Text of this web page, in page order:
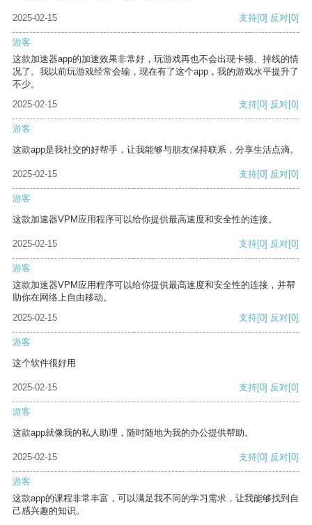
2025-02-15 支持[0] 反对[0]
游客
这款加速器app的加速效果非常好，玩游戏再也不会出现卡顿、掉线的情
况了。我以前玩游戏经常会输，现在有了这个app，我的游戏水平提升了
不少。
2025-02-15
支持[0] 反对[0]
游客
这款app是我社交的好帮手，让我能够与朋友保持联系，分享生活点滴。
2025-02-15 支持[0] 反对[0]
游客
这款加速器VPM应用程序可以给你提供最高速度和安全性的连接。
2025-02-15 支持[0] 反对[0]
游客
这款加速器VPM应用程序可以给你提供最高速度和安全性的连接，并帮
助你在网络上自由移动。
2025-02-15
支持[0] 反对[0]
游客
这个软件很好用
2025-02-15 支持[0] 反对[0]
游客
这款app就像我的私人助理，随时随地为我的办公提供帮助。
2025-02-15 支持[0] 反对[0]
游客
这款app的课程非常丰富，可以满足我不同的学习需求，让我能够找到自
己感兴趣的知识。